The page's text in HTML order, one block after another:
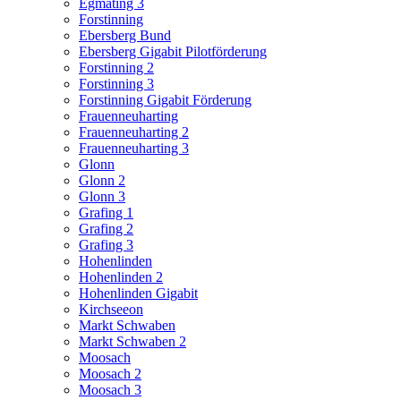
Egmating 3
Forstinning
Ebersberg Bund
Ebersberg Gigabit Pilotförderung
Forstinning 2
Forstinning 3
Forstinning Gigabit Förderung
Frauenneuharting
Frauenneuharting 2
Frauenneuharting 3
Glonn
Glonn 2
Glonn 3
Grafing 1
Grafing 2
Grafing 3
Hohenlinden
Hohenlinden 2
Hohenlinden Gigabit
Kirchseeon
Markt Schwaben
Markt Schwaben 2
Moosach
Moosach 2
Moosach 3